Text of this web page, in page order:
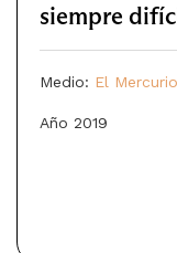
siempre
Medio: El Mercurio
Año 2019